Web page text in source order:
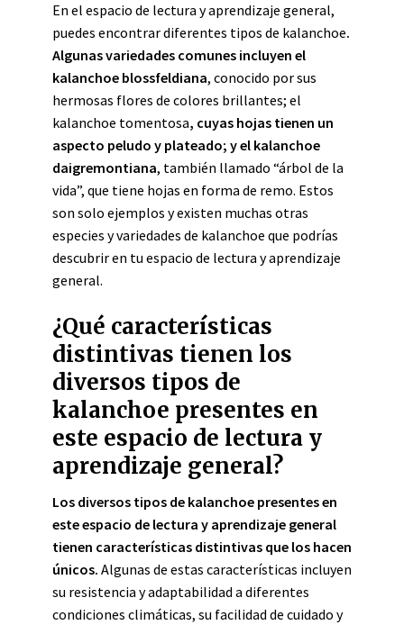
En el espacio de lectura y aprendizaje general,
puedes encontrar diferentes tipos de kalanchoe.
Algunas variedades comunes incluyen el
kalanchoe blossfeldiana, conocido por sus
hermosas flores de colores brillantes; el
kalanchoe tomentosa, cuyas hojas tienen un
aspecto peludo y plateado; y el kalanchoe
daigremontiana, también llamado “árbol de la
vida”, que tiene hojas en forma de remo. Estos
son solo ejemplos y existen muchas otras
especies y variedades de kalanchoe que podrías
descubrir en tu espacio de lectura y aprendizaje
general.
¿Qué características
distintivas tienen los
diversos tipos de
kalanchoe presentes en
este espacio de lectura y
aprendizaje general?
Los diversos tipos de kalanchoe presentes en
este espacio de lectura y aprendizaje general
tienen características distintivas que los hacen
únicos. Algunas de estas características incluyen
su resistencia y adaptabilidad a diferentes
condiciones climáticas, su facilidad de cuidado y